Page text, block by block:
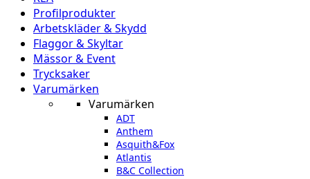
Profilprodukter
Arbetskläder & Skydd
Flaggor & Skyltar
Mässor & Event
Trycksaker
Varumärken
Varumärken
ADT
Anthem
Asquith&Fox
Atlantis
B&C Collection